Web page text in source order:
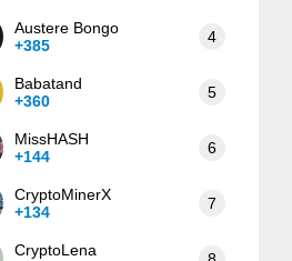
Austere Bongo
+385
4
Babatand
+360
5
MissHASH
+144
6
CryptoMinerX
+134
7
CryptoLena